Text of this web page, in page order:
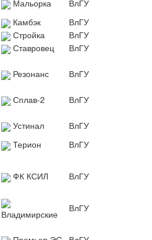
Мальорка
ВлГУ
Камбэк
ВлГУ
Стройка
ВлГУ
Ставровец
ВлГУ
Резонанс
ВлГУ
Сплав-2
ВлГУ
Устинал
ВлГУ
Терион
ВлГУ
ФК КСИЛ
ВлГУ
Владимирские
ВлГУ